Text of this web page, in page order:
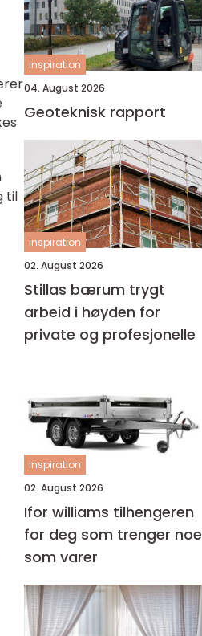
til
inspiration
04. August 2026
Geoteknisk rapport
inspiration
02. August 2026
Stillas bærum trygt
arbeid i høyden for
private og profesjonelle
inspiration
02. August 2026
Ifor williams tilhengeren
for deg som trenger noe
som varer